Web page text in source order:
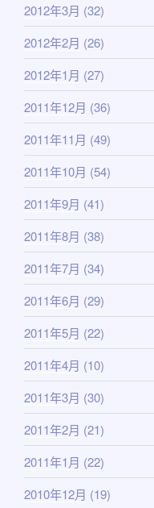
2012年3月 (32)
2012年2月 (26)
2012年1月 (27)
2011年12月 (36)
2011年11月 (49)
2011年10月 (54)
2011年9月 (41)
2011年8月 (38)
2011年7月 (34)
2011年6月 (29)
2011年5月 (22)
2011年4月 (10)
2011年3月 (30)
2011年2月 (21)
2011年1月 (22)
2010年12月 (19)